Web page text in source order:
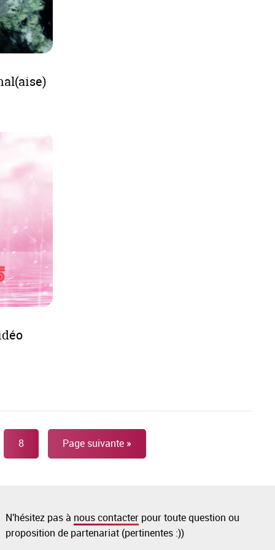
8 Page suivante »
N'hésitez pas à nous contacter pour toute question ou
proposition de partenariat (pertinentes :))